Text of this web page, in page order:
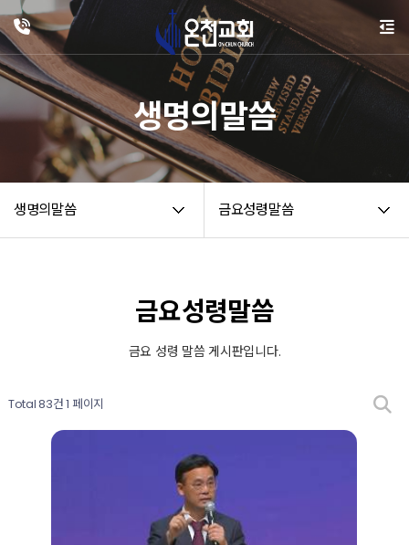
생명의말씀 금요성령말씀
생명의말씀
금요성령말씀
금요 성령 말씀 게시판입니다.
Total 83건1 페이지